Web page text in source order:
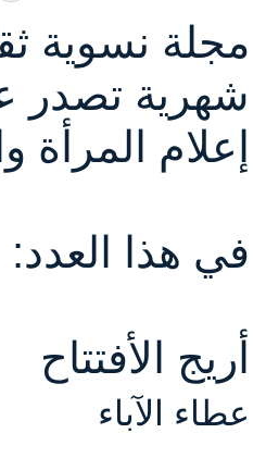
الموضوع
مجلة نسوية
شهرية تصدر
إعلام المرأة
في هذا العدد:
أريج الأفتتاح
عطاء الآباء